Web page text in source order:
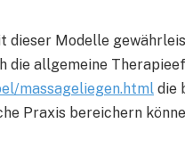
dieser Modelle
die allgemeine
massageliegen.html die
Praxis bereichern